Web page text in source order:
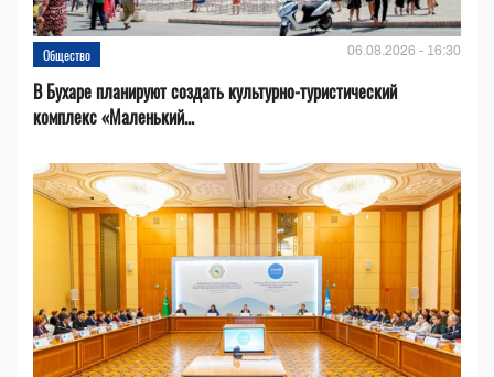
Общество 06.08.2026 - 16:30
В Бухаре планируют создать культурно-туристический
комплекс «Маленький...